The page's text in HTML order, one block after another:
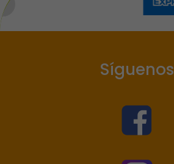
Síguenos
